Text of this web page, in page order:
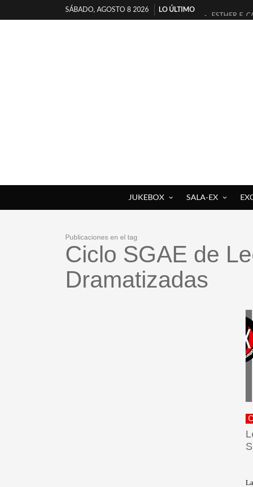
SÁBADO, AGOSTO 8 2026
LO ÚLTIMO
ESTHER F.
[ELECTRA
TIMBRE 4,
30 AÑOS
MILITARES
MARSHALL
JOFRE
JUKEBOX SALA-EX
Publicaciones en el tag
Ciclo SGAE de
Dramatizadas